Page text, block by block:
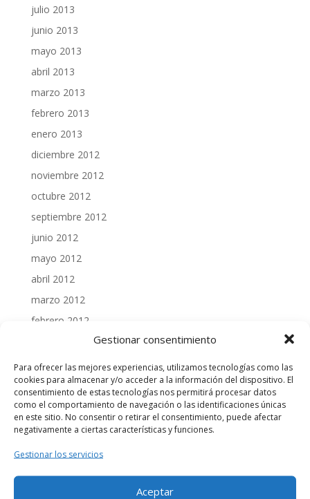
Gestionar consentimiento
Para ofrecer las mejores experiencias, utilizamos tecnologías como las
cookies para almacenar y/o acceder a la información del dispositivo. El
consentimiento de estas tecnologías nos permitirá procesar datos
como el comportamiento de navegación o las identificaciones únicas
en este sitio. No consentir o retirar el consentimiento, puede afectar
negativamente a ciertas características y funciones.
Gestionar los servicios
Aceptar
julio 2013
junio 2013
mayo 2013
abril 2013
marzo 2013
febrero 2013
enero 2013
diciembre 2012
noviembre 2012
octubre 2012
septiembre 2012
junio 2012
mayo 2012
abril 2012
marzo 2012
febrero 2012
diciembre 2011
noviembre 2011
octubre 2011
septiembre 2011